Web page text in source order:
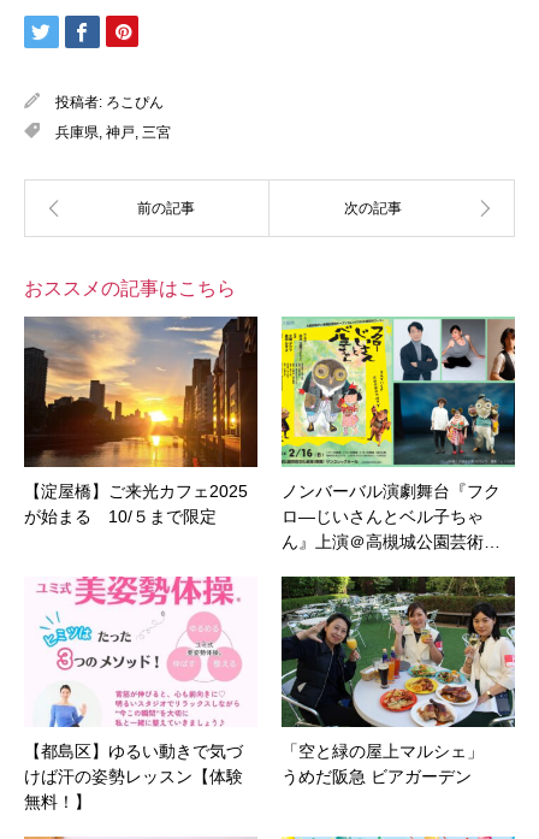
投稿者: ろこぴん
兵庫県, 神戸, 三宮
おススメの記事はこちら
【淀屋橋】ご来光カフェ2025
が始まる 10/５まで限定
ノンバーバル演劇舞台『フク
ロ―じいさんとベル子ちゃ
ん』上演＠高槻城公園芸術…
【都島区】ゆるい動きで気づ
けば汗の姿勢レッスン【体験
無料！】
「空と緑の屋上マルシェ」
うめだ阪急 ビアガーデン